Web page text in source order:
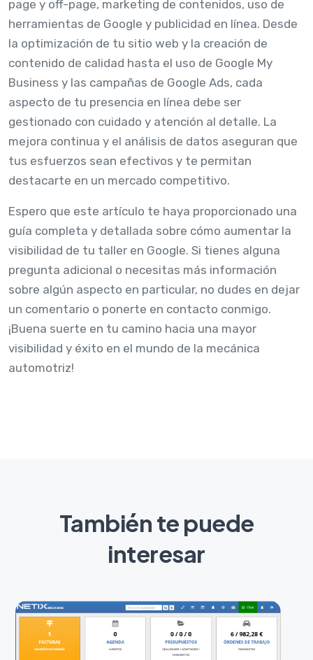
page y off-page, marketing de contenidos, uso de
herramientas de Google y publicidad en línea. Desde
la optimización de tu sitio web y la creación de
contenido de calidad hasta el uso de Google My
Business y las campañas de Google Ads, cada
aspecto de tu presencia en línea debe ser
gestionado con cuidado y atención al detalle. La
mejora continua y el análisis de datos aseguran que
tus esfuerzos sean efectivos y te permitan
destacarte en un mercado competitivo.
Espero que este artículo te haya proporcionado una
guía completa y detallada sobre cómo aumentar la
visibilidad de tu taller en Google. Si tienes alguna
pregunta adicional o necesitas más información
sobre algún aspecto en particular, no dudes en dejar
un comentario o ponerte en contacto conmigo.
¡Buena suerte en tu camino hacia una mayor
visibilidad y éxito en el mundo de la mecánica
automotriz!
También te puede
interesar